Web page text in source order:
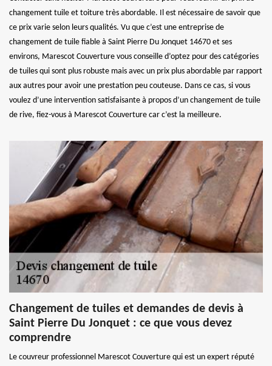
changement tuile et toiture très abordable. Il est nécessaire de savoir que
ce prix varie selon leurs qualités. Vu que c’est une entreprise de
changement de tuile fiable à Saint Pierre Du Jonquet 14670 et ses
environs, Marescot Couverture vous conseille d’optez pour des catégories
de tuiles qui sont plus robuste mais avec un prix plus abordable par rapport
aux autres pour avoir une prestation peu couteuse. Dans ce cas, si vous
voulez d’une intervention satisfaisante à propos d’un changement de tuile
de rive, fiez-vous à Marescot Couverture car c’est la meilleure.
Changement de tuiles et demandes de devis à
Saint Pierre Du Jonquet : ce que vous devez
comprendre
Le couvreur professionnel Marescot Couverture qui est un expert réputé